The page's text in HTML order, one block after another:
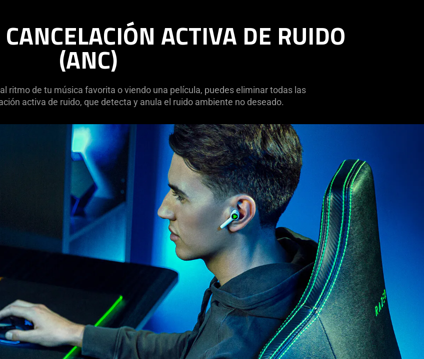
ACTIVA DE RUIDO
(ANC)
ritmo de tu música favorita o viendo una película, puedes eliminar todas las
activa de ruido, que detecta y anula el ruido ambiente no deseado.